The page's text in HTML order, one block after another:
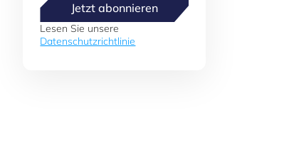
Jetzt abonnieren
Lesen Sie unsere
Datenschutzrichtlinie